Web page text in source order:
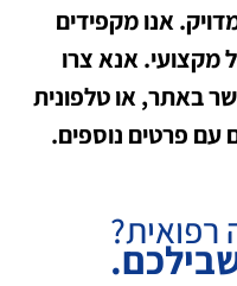
אנו מקפידים
מקצועי. אנא צרו
באתר, או טלפונית
עם פרטים נוספים.
רפואית?